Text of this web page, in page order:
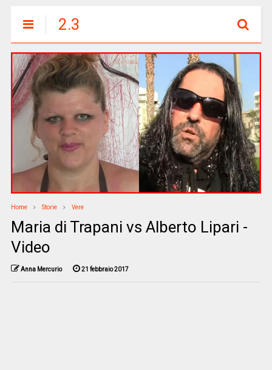
2.3
Home Storie Vere
Maria di Trapani vs Alberto Lipari -
Video
Anna Mercurio 21 febbraio 2017